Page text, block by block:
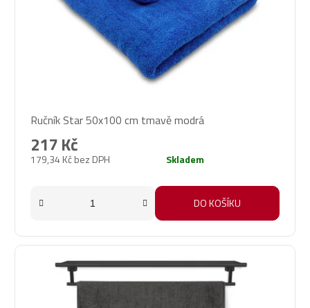
Ručník Star 50x100 cm tmavě modrá
179,34 Kč bez DPH
217 Kč
Skladem
DO KOŠÍKU